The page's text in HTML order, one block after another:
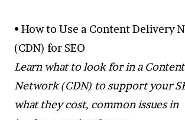
• How to Use a Content Delivery
(CDN) for SEO
Learn what to look for in a
Network (CDN) to support your
what they cost, common issues in